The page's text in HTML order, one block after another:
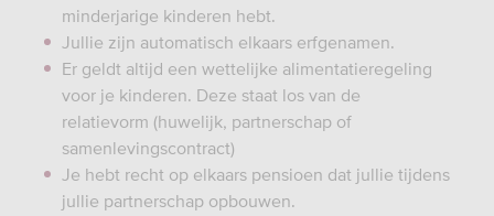
minderjarige kinderen hebt.
Jullie zijn automatisch elkaars erfgenamen.
Er geldt altijd een wettelijke alimentatieregeling
voor je kinderen. Deze staat los van de
relatievorm (huwelijk, partnerschap of
samenlevingscontract)
Je hebt recht op elkaars pensioen dat jullie tijdens
jullie partnerschap opbouwen.